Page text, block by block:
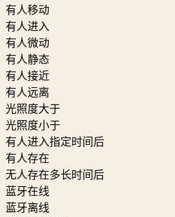
有人移动
有人进入
有人微动
有人静态
有人接近
有人远离
光照度大于
光照度小于
有人进入指定时间后
有人存在
无人存在多长时间后
蓝牙在线
蓝牙离线